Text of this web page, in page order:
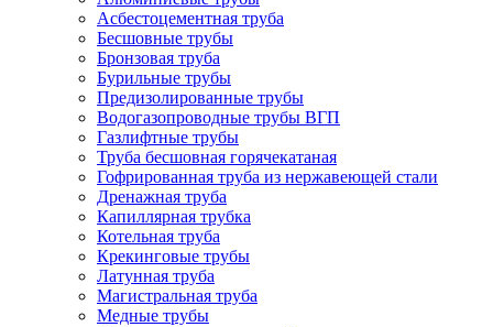
Асбестоцементная труба
Бесшовные трубы
Бронзовая труба
Бурильные трубы
Предизолированные трубы
Водогазопроводные трубы ВГП
Газлифтные трубы
Труба бесшовная горячекатаная
Гофрированная труба из нержавеющей стали
Дренажная труба
Капиллярная трубка
Котельная труба
Крекинговые трубы
Латунная труба
Магистральная труба
Медные трубы